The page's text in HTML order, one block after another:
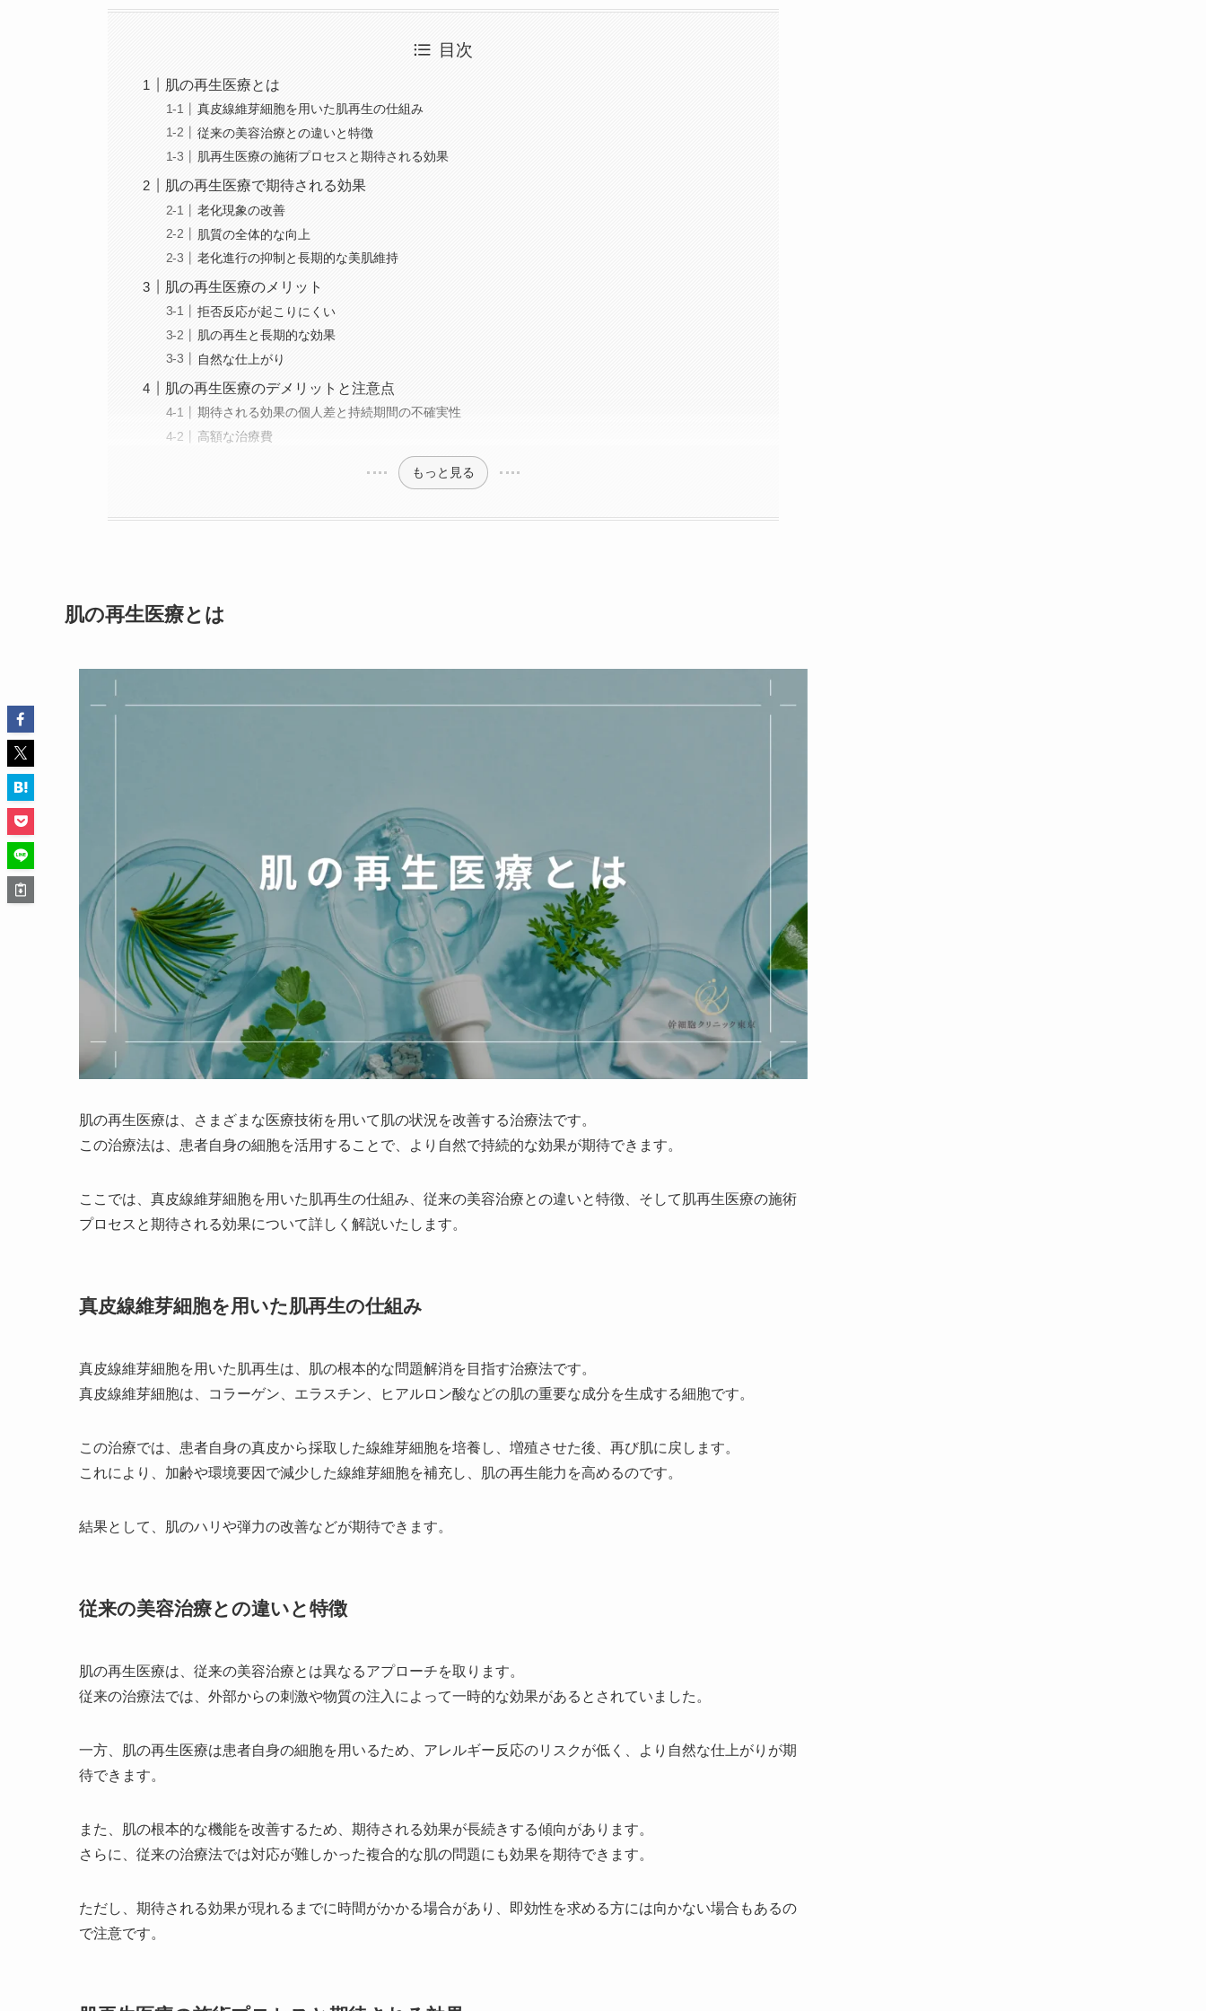
目次
肌の再生医療とは
真皮線維芽細胞を用いた肌再生の仕組み
従来の美容治療との違いと特徴
肌再生医療の施術プロセスと期待される効果
肌の再生医療で期待される効果
老化現象の改善
肌質の全体的な向上
老化進行の抑制と長期的な美肌維持
肌の再生医療のメリット
拒否反応が起こりにくい
肌の再生と長期的な効果
自然な仕上がり
肌の再生医療のデメリットと注意点
期待される効果の個人差と持続期間の不確実性
高額な治療費
もっと見る
肌の再生医療とは
肌の再生医療は、さまざまな医療技術を用いて肌の状況を改善する治療法です。
この治療法は、患者自身の細胞を活用することで、より自然で持続的な効果が期待できます。
ここでは、真皮線維芽細胞を用いた肌再生の仕組み、従来の美容治療との違いと特徴、そして肌再生医療の施術
プロセスと期待される効果について詳しく解説いたします。
真皮線維芽細胞を用いた肌再生の仕組み
真皮線維芽細胞を用いた肌再生は、肌の根本的な問題解消を目指す治療法です。
真皮線維芽細胞は、コラーゲン、エラスチン、ヒアルロン酸などの肌の重要な成分を生成する細胞です。
この治療では、患者自身の真皮から採取した線維芽細胞を培養し、増殖させた後、再び肌に戻します。
これにより、加齢や環境要因で減少した線維芽細胞を補充し、肌の再生能力を高めるのです。
結果として、肌のハリや弾力の改善などが期待できます。
従来の美容治療との違いと特徴
肌の再生医療は、従来の美容治療とは異なるアプローチを取ります。
従来の治療法では、外部からの刺激や物質の注入によって一時的な効果があるとされていました。
一方、肌の再生医療は患者自身の細胞を用いるため、アレルギー反応のリスクが低く、より自然な仕上がりが期
待できます。
また、肌の根本的な機能を改善するため、期待される効果が長続きする傾向があります。
さらに、従来の治療法では対応が難しかった複合的な肌の問題にも効果を期待できます。
ただし、期待される効果が現れるまでに時間がかかる場合があり、即効性を求める方には向かない場合もあるの
で注意です。